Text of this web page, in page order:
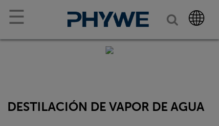
☰
DESTILACIÓN DE VAPOR DE AGUA